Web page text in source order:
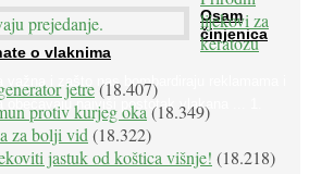
Osam
činjenica
o vlaknima
važna i zašto nas bombardiraju reklamama i
obećavaju najviši postotak vlakana ... 1.
lijekovi za
keratozu
jetre(18.407)
protiv kurjeg oka (18.349)
za bolji vid (18.322)
jastuk od koštica višnje! (18.218)